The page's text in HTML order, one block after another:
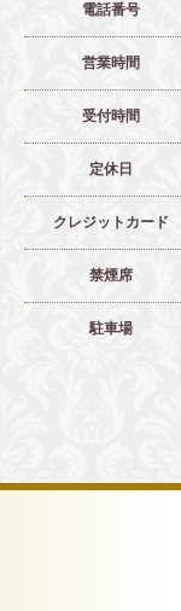
電話番号
営業時間
受付時間
定休日
クレジットカード
禁煙席
駐車場